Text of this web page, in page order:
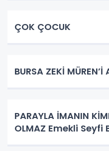
ÇOK ÇOCUK
BURSA ZEKİ
PARAYLA İMANIN
OLMAZ Emekli Seyfi